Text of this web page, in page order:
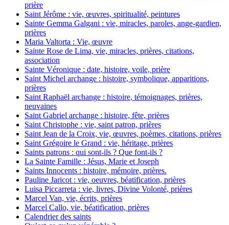
prière
Saint Jérôme : vie, œuvres, spiritualité, peintures
Sainte Gemma Galgani : vie, miracles, paroles, ange-gardien,
prières
Maria Valtorta : Vie, œuvre
Sainte Rose de Lima, vie, miracles, prières, citations,
association
Sainte Véronique : date, histoire, voile, prière
Saint Michel archange : histoire, symbolique, apparitions,
prières
Saint Raphaël archange : histoire, témoignages, prières,
neuvaines
Saint Gabriel archange : histoire, fête, prières
Saint Christophe : vie, saint patron, prières
Saint Jean de la Croix, vie, œuvres, poèmes, citations, prières
Saint Grégoire le Grand : vie, héritage, prières
Saints patrons : qui sont-ils ? Que font-ils ?
La Sainte Famille : Jésus, Marie et Joseph
Saints Innocents : histoire, mémoire, prières.
Pauline Jaricot : vie, oeuvres, béatification, prières
Luisa Piccarreta : vie, livres, Divine Volonté, prières
Marcel Van, vie, écrits, prières
Marcel Callo, vie, béatification, prières
Calendrier des saints